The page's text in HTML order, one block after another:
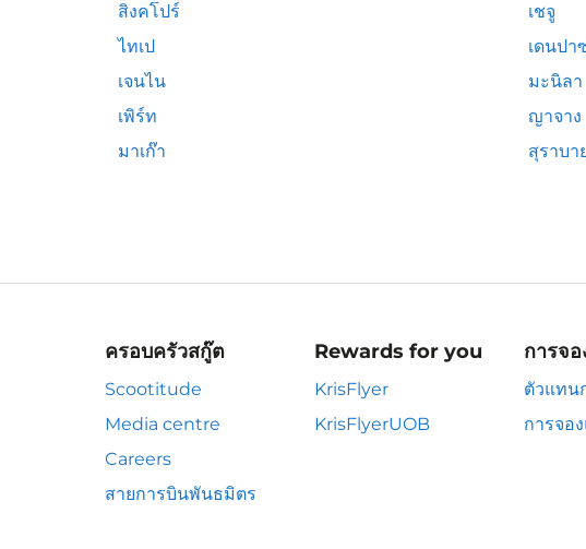
สิงคโปร์ เชจู
ไทเป
เดนปา
เจนไน
มะนิลา
เพิร์ท
ญาจาง
มาเก๊า
สุราบา
ครอบครัวสกู๊ต
Scootitude
Media centre
Careers
สายการบินพันธมิตร
Rewards for you
KrisFlyer
KrisFlyerUOB
การจ
ตัวแทน
การจอ